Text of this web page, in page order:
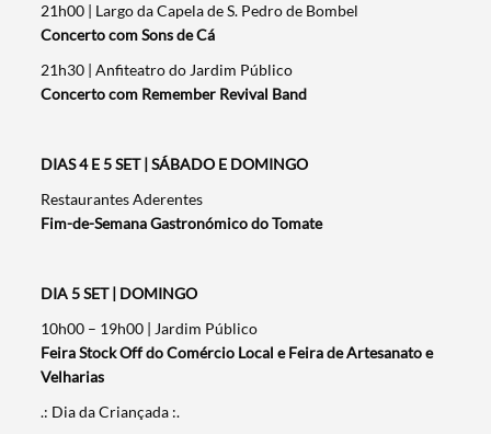
21h00 | Largo da Capela de S. Pedro de Bombel
Concerto com Sons de Cá
21h30 | Anfiteatro do Jardim Público
Concerto com Remember Revival Band
DIAS 4 E 5 SET | SÁBADO E DOMINGO
Restaurantes Aderentes
Fim-de-Semana Gastronómico do Tomate
DIA 5 SET | DOMINGO
10h00 – 19h00 | Jardim Público
Feira Stock Off do Comércio Local e Feira de Artesanato e
Velharias
.: Dia da Criançada :.